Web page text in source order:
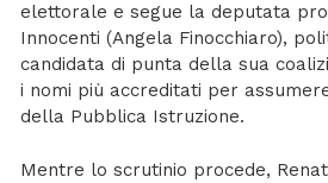
elettorale e segue la deputata
Innocenti (Angela Finocchiaro),
candidata di punta della sua
i nomi più accreditati per
della Pubblica Istruzione.
Mentre lo scrutinio procede,